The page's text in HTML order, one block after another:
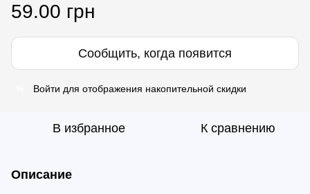
59.00 грн
Сообщить, когда появится
Войти для отображения накопительной скидки
В избранное К сравнению
Описание